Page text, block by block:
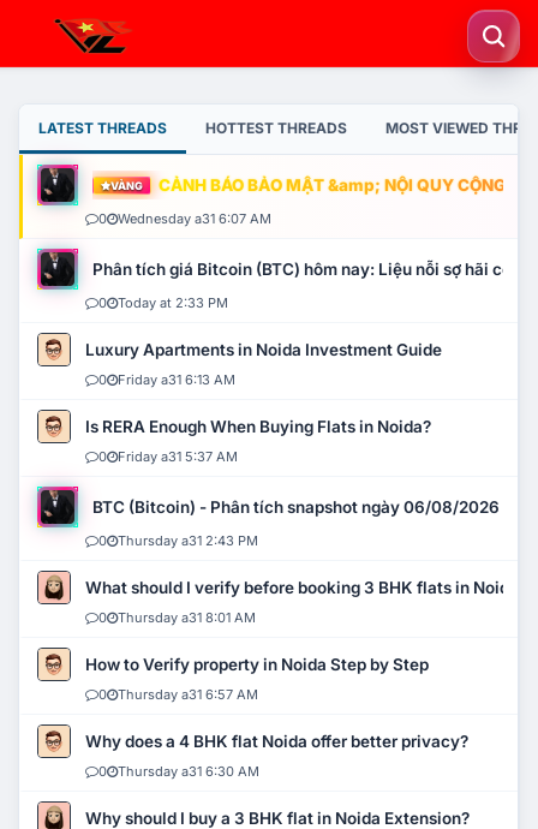
LATEST THREADS HOTTEST THREADS MOST VIEWED
VÀNG CẢNH BÁO BẢO MẬT &amp; NỘI QUY CỘNG
0 Wednesday a31 6:07 AM
Phân tích giá Bitcoin (BTC) hôm nay: Liệu nỗi sợ hãi có
0 Today at 2:33 PM
Luxury Apartments in Noida Investment Guide
0 Friday a31 6:13 AM
Is RERA Enough When Buying Flats in Noida?
0 Friday a31 5:37 AM
BTC (Bitcoin) - Phân tích snapshot ngày 06/08/2026
0 Thursday a31 2:43 PM
What should I verify before booking 3 BHK flats in Noida?
0 Thursday a31 8:01 AM
How to Verify property in Noida Step by Step
0 Thursday a31 6:57 AM
Why does a 4 BHK flat Noida offer better privacy?
0 Thursday a31 6:30 AM
Why should I buy a 3 BHK flat in Noida Extension?